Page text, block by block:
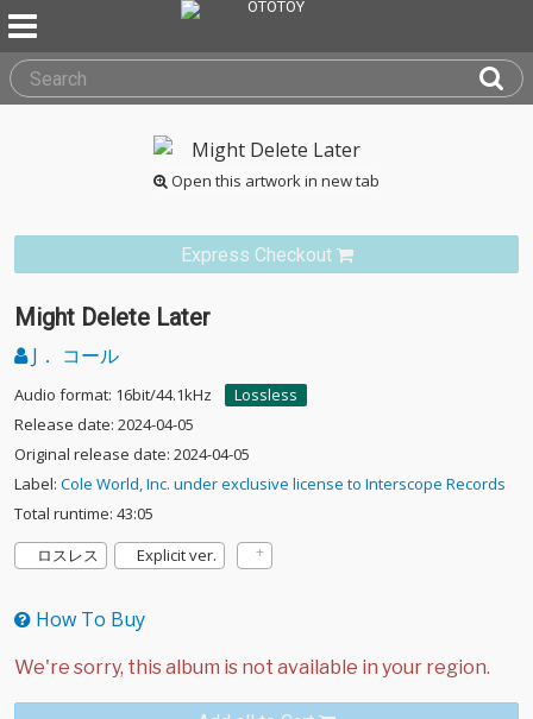
Open this artwork in new tab
Express Checkout
Might Delete Later
J． コール
Audio format: 16bit/44.1kHz
Lossless
Release date: 2024-04-05
Original release date: 2024-04-05
Label: Cole World, Inc. under exclusive license to Interscope Records
Total runtime: 43:05
ロスレス
Explicit ver.
How To Buy